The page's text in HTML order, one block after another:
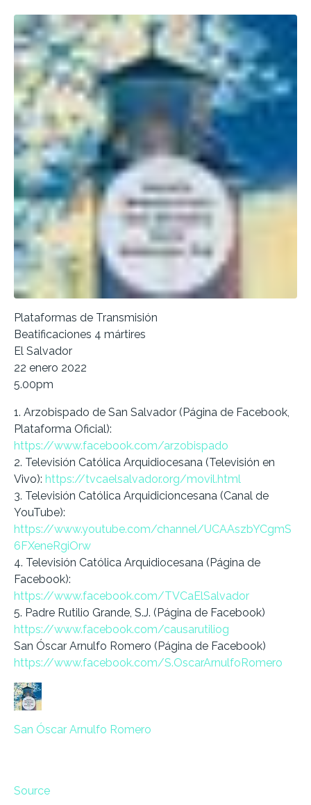
Plataformas de Transmisión
Beatificaciones 4 mártires
El Salvador
22 enero 2022
5.00pm
1. Arzobispado de San Salvador (Página de Facebook,
Plataforma Oficial):
https://www.facebook.com/arzobispado
2. Televisión Católica Arquidiocesana (Televisión en
Vivo): https://tvcaelsalvador.org/movil.html
3. Televisión Católica Arquidicioncesana (Canal de
YouTube):
https://www.youtube.com/channel/UCAAszbYCgmS
6FXeneRgiOrw
4. Televisión Católica Arquidiocesana (Página de
Facebook):
https://www.facebook.com/TVCaElSalvador
5. Padre Rutilio Grande, S.J. (Página de Facebook)
https://www.facebook.com/causarutiliog
San Óscar Arnulfo Romero (Página de Facebook)
https://www.facebook.com/S.OscarArnulfoRomero
San Óscar Arnulfo Romero
Source